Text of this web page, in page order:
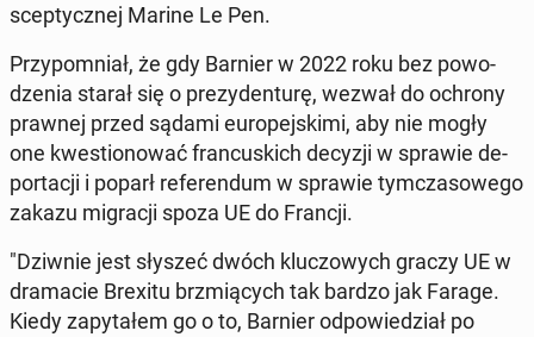
scep­tycz­nej Marine Le Pen.
Przy­po­mniał, że gdy Barnier w 2022 roku bez po­wo­
dze­nia starał się o pre­zy­den­tu­rę, wezwał do ochrony
prawnej przed sądami eu­ro­pej­ski­mi, aby nie mogły
one kwe­stio­no­wać fran­cu­skich decyzji w sprawie de­
por­ta­cji i poparł re­fe­ren­dum w sprawie tym­cza­so­we­go
zakazu mi­gra­cji spoza UE do Francji.
"Dziwnie jest słyszeć dwóch klu­czo­wych graczy UE w
dra­ma­cie Brexitu brzmią­cych tak bardzo jak Farage.
Kiedy za­py­ta­łem go o to, Barnier od­po­wie­dział po